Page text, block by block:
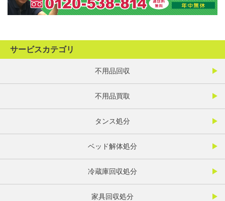
サービスカテゴリ
不用品回収
不用品買取
タンス処分
ベッド解体処分
冷蔵庫回収処分
家具回収処分